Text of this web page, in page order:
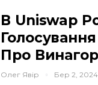
В Uniswap
Про
Олег Явір Бер 2, 2024